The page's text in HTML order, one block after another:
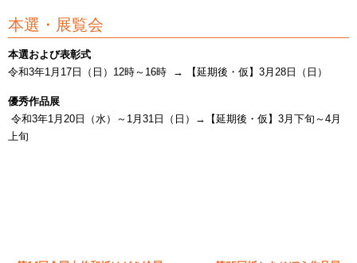
本選・展覧会
本選および表彰式
令和3年1月17日（日）12時～16時 → 【延期後・仮】3月28日（日）
優秀作品展
令和3年1月20日（水）～1月31日（日）→【延期後・仮】3月下旬～4月
上旬